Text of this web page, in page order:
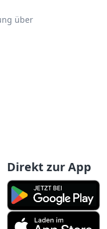
über
Direkt zur App